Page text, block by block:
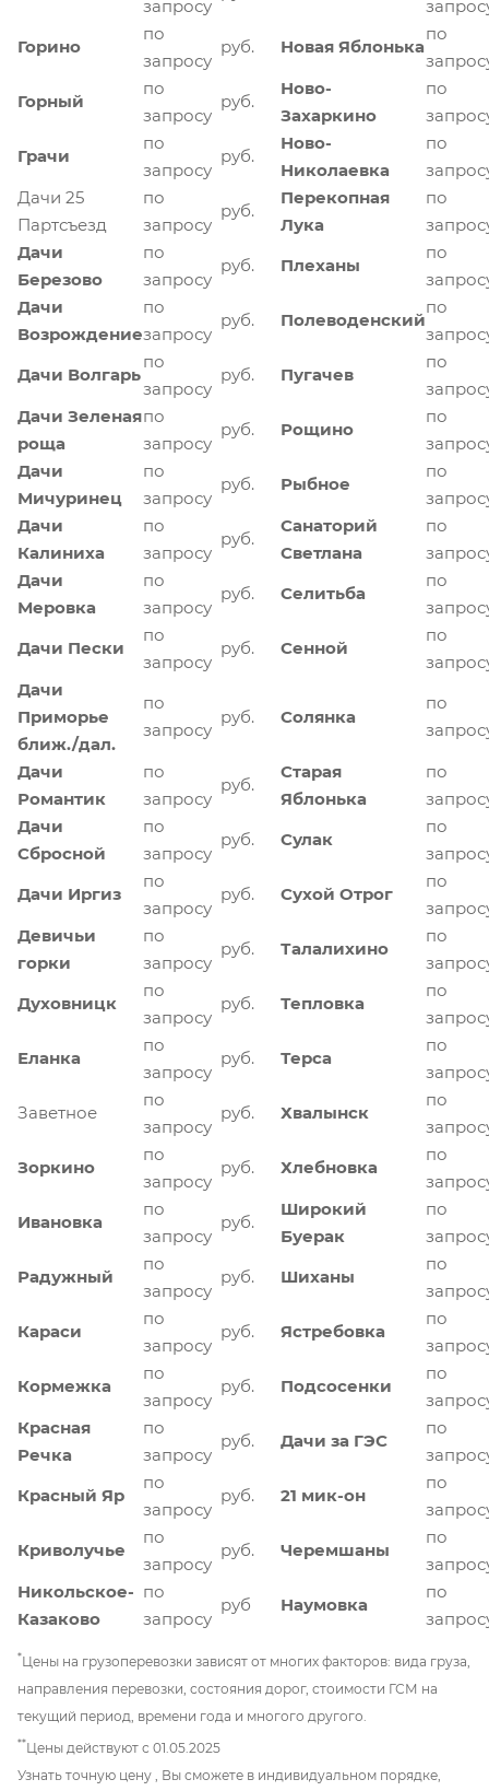
запросу
Горино
по
запросу
руб. Новая Яблонька
по
Горный
по
запросу
руб.
Ново-
Захаркино
по
Грачи
по
запросу
руб.
Ново-
Николаевка
по
Дачи 25
Партсъезд
по
запросу
руб.
Перекопная
Лука
по
Дачи
Березово
по
запросу
руб. Плеханы
по
Дачи
Возрождение
по
запросу
руб. Полеводенский
по
Дачи Волгарь
по
запросу
руб. Пугачев
по
Дачи Зеленая
роща
по
запросу
руб. Рощино
по
Дачи
Мичуринец
по
запросу
руб. Рыбное
по
Дачи
Калиниха
по
запросу
руб.
Санаторий
Светлана
по
Дачи
Меровка
по
запросу
руб. Селитьба
по
Дачи Пески
по
запросу
руб. Сенной
по
Дачи
Приморье
ближ./дал.
по
запросу
руб. Солянка
по
Дачи
Романтик
по
запросу
руб.
Старая
Яблонька
по
Дачи
Сбросной
по
запросу
руб. Сулак
по
Дачи Иргиз
по
запросу
руб. Сухой Отрог
по
Девичьи
горки
по
запросу
руб. Талалихино
по
Духовницк
по
запросу
руб. Тепловка
по
Еланка
по
запросу
руб. Терса
по
Заветное
по
запросу
руб. Хвалынск
по
Зоркино
по
запросу
руб. Хлебновка
по
Ивановка
по
запросу
руб.
Широкий
Буерак
по
Радужный
по
запросу
руб. Шиханы
по
Караси
по
запросу
руб. Ястребовка
по
Кормежка
по
запросу
руб. Подсосенки
по
Красная
Речка
по
запросу
руб. Дачи за ГЭС
по
Красный Яр
по
запросу
руб. 21 мик-он
по
Криволучье
по
запросу
руб. Черемшаны
по
Никольское-
Казаково
по
запросу
руб Наумовка
по
*Цены на грузоперевозки зависят от многих факторов: вида груза,
направления перевозки, состояния дорог, стоимости ГСМ на
текущий период, времени года и многого другого.
**Цены действуют с 01.05.2025
Узнать точную цену , Вы сможете в индивидуальном порядке,